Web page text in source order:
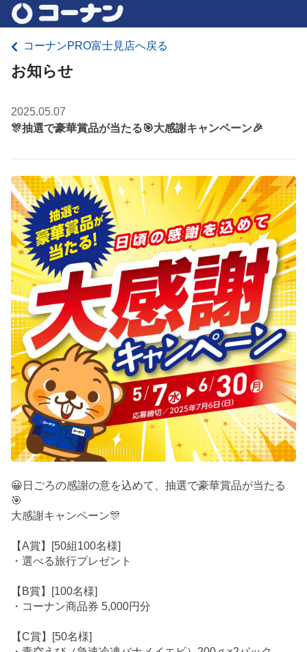
コーナンPRO富士見店へ戻る
お知らせ
2025.05.07
🎊抽選で豪華賞品が当たる🎯大感謝キャンペーン🎉
😀日ごろの感謝の意を込めて、抽選で豪華賞品が当たる
🎯
大感謝キャンペーン🎊
【A賞】[50組100名様]
・選べる旅行プレゼント
【B賞】[100名様]
・コーナン商品券 5,000円分
【C賞】[50名様]